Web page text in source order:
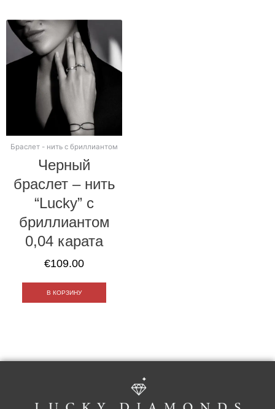
Браслет - нить с бриллиантом
Черный
браслет – нить
“Lucky” с
бриллиантом
0,04 карата
€109.00
В КОРЗИНУ